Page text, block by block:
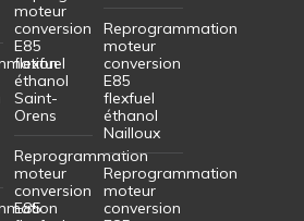
moteur
conversion
E85
flexfuel
éthanol
Saint-
Orens
Reprogrammation
moteur
conversion
E85
Reprogrammation
moteur
conversion
E85
flexfuel
éthanol
Nailloux
Reprogrammation
moteur
conversion